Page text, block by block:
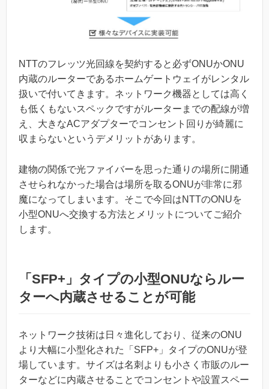
NTTのフレッツ光回線を契約すると必ずONUかONU
内蔵のルーターであるホームゲートウェイがレンタル
扱いで付いてきます。ネットワーク機器としては高く
も低くもないスペックですがルーターまでの配線が増
え、大きなACアダプターでコンセント回りが綺麗に
収まらないというデメリットがあります。
建物の関係で光ファイバーを思った通りの場所に開通
させられなかった場合は場所を取るONUが非常に邪
魔になってしまいます。そこで今回はNTTのONUを
小型ONUへ交換する方法とメリットについてご紹介
します。
「SFP+」タイプの小型ONUならルー
ターへ内蔵させることが可能
ネットワーク技術は日々進化しており、従来のONU
より大幅に小型化された「SFP+」タイプのONUが登
場しています。サイズは名刺よりも小さく市販のルー
ターなどに内蔵させることでコンセントや設置スペー